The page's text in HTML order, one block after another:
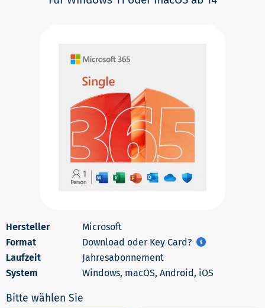
Microsoft
Download oder Key Card?
Jahresabonnement
Windows, macOS, Android, iOS